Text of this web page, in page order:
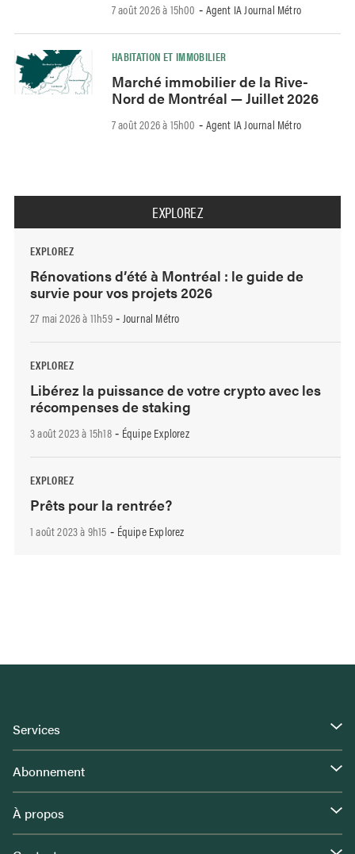
7 août 2026 à 15h00 - Agent IA Journal Métro
HABITATION ET IMMOBILIER
Marché immobilier de la Rive-
Nord de Montréal — Juillet 2026
7 août 2026 à 15h00 - Agent IA Journal Métro
EXPLOREZ
EXPLOREZ
Rénovations d’été à Montréal : le guide de
survie pour vos projets 2026
27 mai 2026 à 11h59- Journal Métro
EXPLOREZ
Libérez la puissance de votre crypto avec les
récompenses de staking
3 août 2023 à 15h18- Équipe Explorez
EXPLOREZ
Prêts pour la rentrée?
1 août 2023 à 9h15 - Équipe Explorez
Services
Abonnement
À propos